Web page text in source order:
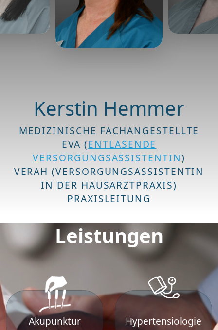
Kerstin Hemmer
MEDIZINISCHE FACHANGESTELLTE
EVA (ENTLASENDE
VERSORGUNGSASSISTENTIN)
VERAH (VERSORGUNGSASSISTENTIN
IN DER HAUSARZTPRAXIS)
PRAXISLEITUNG
Leistungen
Akupunktur Hypertensiologie